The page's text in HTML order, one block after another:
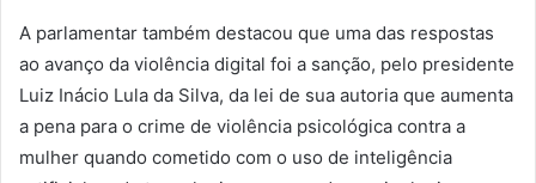
A parlamentar também destacou que uma das respostas
ao avanço da violência digital foi a sanção, pelo presidente
Luiz Inácio Lula da Silva, da lei de sua autoria que aumenta
a pena para o crime de violência psicológica contra a
mulher quando cometido com o uso de inteligência